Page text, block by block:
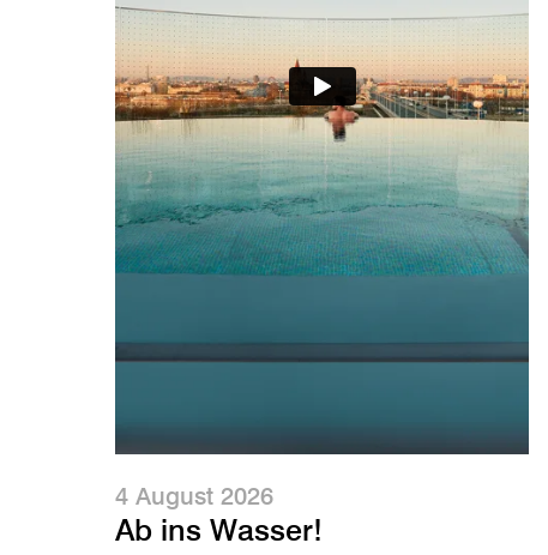
4 August 2026
Ab ins Wasser!